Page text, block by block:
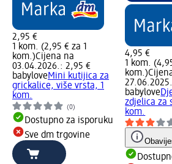
2,95 €
1 kom. (2,95 € za 1
kom.)Cijena na
03.04.2026.: 2,95 €
babyloveMini kutijica za
grickalice, više vrsta, 1
kom.
(0)
Dostupno za isporuku
Sve dm trgovine
4,95 €
1 kom.
kom.)
babylove
zdjelica za
kom.